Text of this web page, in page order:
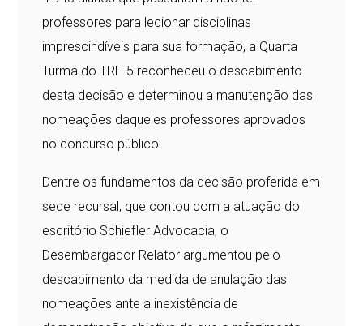
professores para lecionar disciplinas
imprescindíveis para sua formação, a Quarta
Turma do TRF-5 reconheceu o descabimento
desta decisão e determinou a manutenção das
nomeações daqueles professores aprovados
no concurso público.
Dentre os fundamentos da decisão proferida em
sede recursal, que contou com a atuação do
escritório Schiefler Advocacia, o
Desembargador Relator argumentou pelo
descabimento da medida de anulação das
nomeações ante a inexistência de